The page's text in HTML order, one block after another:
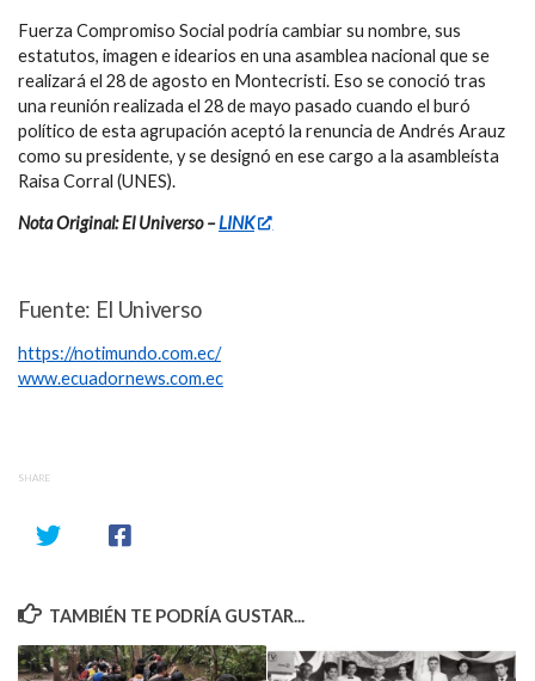
Fuerza Compromiso Social podría cambiar su nombre, sus
estatutos, imagen e idearios en una asamblea nacional que se
realizará el 28 de agosto en Montecristi. Eso se conoció tras
una reunión realizada el 28 de mayo pasado cuando el buró
político de esta agrupación aceptó la renuncia de Andrés Arauz
como su presidente, y se designó en ese cargo a la asambleísta
Raisa Corral (UNES).
Nota Original: El Universo –LINK
Fuente: El Universo
https://notimundo.com.ec/
www.ecuadornews.com.ec
SHARE
TAMBIÉN TE PODRÍA GUSTAR...